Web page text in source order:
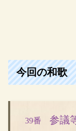
今回の和歌
39番 参議